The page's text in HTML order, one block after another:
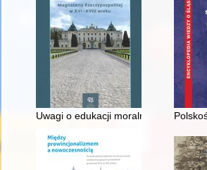
Uwagi o edukacji moralnej synów